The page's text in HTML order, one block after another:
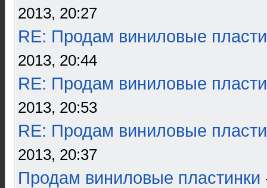
2013, 20:27
RE: Продам виниловые
2013, 20:44
RE: Продам виниловые
2013, 20:53
RE: Продам виниловые
2013, 20:37
Продам виниловые пластинки